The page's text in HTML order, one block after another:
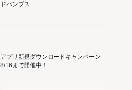
ドパンプス
アプリ新規ダウンロードキャンペーン
8/16まで開催中！